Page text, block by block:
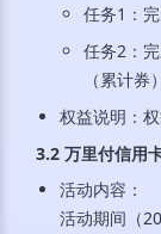
任务1：
任务2：
（累计券）
权益说明：
3.2 万里付信用
活动内容：
活动期间（